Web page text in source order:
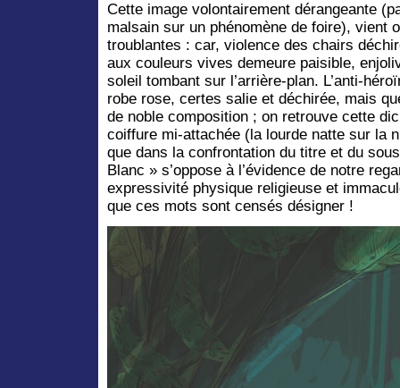
Cette image volontairement dérangeante
malsain sur un phénomène de foire), vient
troublantes : car, violence des chairs
aux couleurs vives demeure paisible,
soleil tombant sur l’arrière-plan. L’anti-
robe rose, certes salie et déchirée, mais
de noble composition ; on retrouve cette
coiffure mi-attachée (la lourde natte sur la
que dans la confrontation du titre et du
Blanc » s’oppose à l’évidence de notre
expressivité physique religieuse et
que ces mots sont censés désigner !